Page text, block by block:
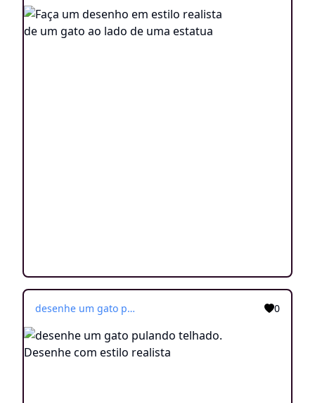
desenhe um gato pulando telhado. Desenhe com estilo realista 0